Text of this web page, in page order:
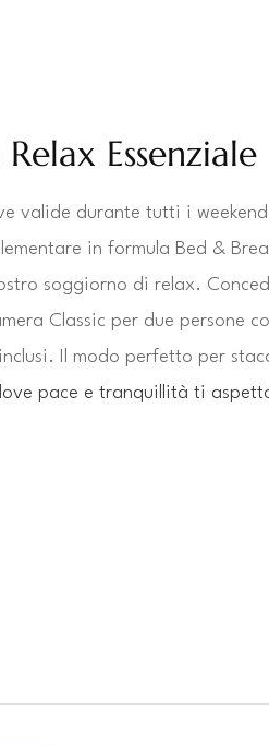
Essenziale
valide durante tutti i
in formula Bed &
soggiorno di relax.
Classic per due persone
Il modo perfetto per
pace e tranquillità ti